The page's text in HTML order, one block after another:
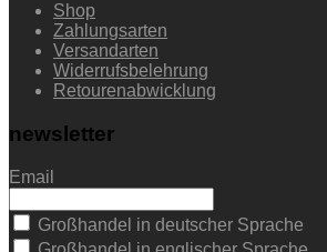
Shop
Zahlungsarten
Versandarten
Widerrufsbelehrung
Retourenabwicklung
newsletter
Email
Großhandel in deutscher Sprache